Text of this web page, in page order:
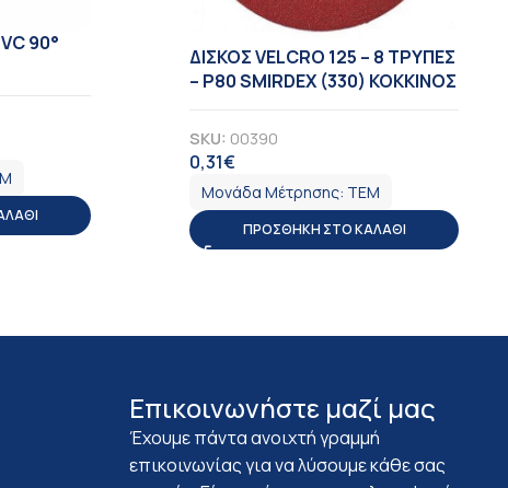
90°
ΔΙΣΚΟΣ VELCRO 125 – 8 TΡΥΠΕΣ
– Ρ80 SMIRDEX (330) ΚΟΚΚΙΝΟΣ
SKU: 00390
0,31€
Μονάδα Μέτρησης: ΤΕΜ
ΠΡΟΣΘΉΚΗ ΣΤΟ ΚΑΛΆΘΙ
Επικοινωνήστε μαζί μας
Έχουμε πάντα ανοιχτή γραμμή
επικοινωνίας για να λύσουμε κάθε σας